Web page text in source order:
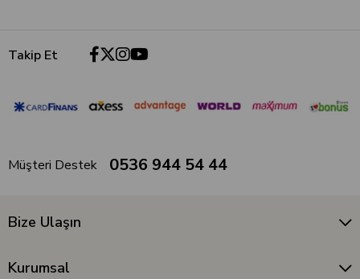
Takip Et
Müşteri Destek 0536 944 54 44
Bize Ulaşın
Kurumsal